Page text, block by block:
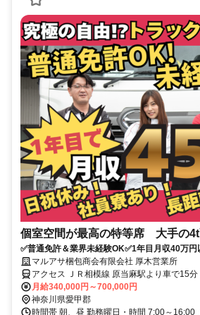
個室空間が最高の特等席 大手の
✅普通免許＆業界未経験OK✅1年目月収40万
✅16時退社で夜勤なし
マルアサ梱包商会有限会社 厚木営業所
アクセス ＪＲ相模線 原当麻駅より車で15分
月給340,000円～700,000円
神奈川県愛甲郡
時間帯 朝、昼 勤務曜日・時間 7:00～16:00